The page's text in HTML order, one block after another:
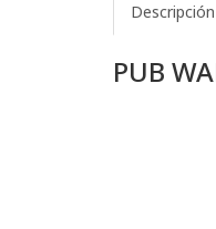
Descripción
PUB